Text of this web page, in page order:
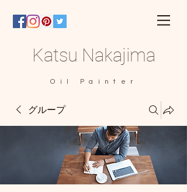
Katsu Nakajima
Oil Painter
グループ